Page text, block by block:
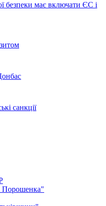
безпеки має включати ЄС і
санкції
Порошенка"